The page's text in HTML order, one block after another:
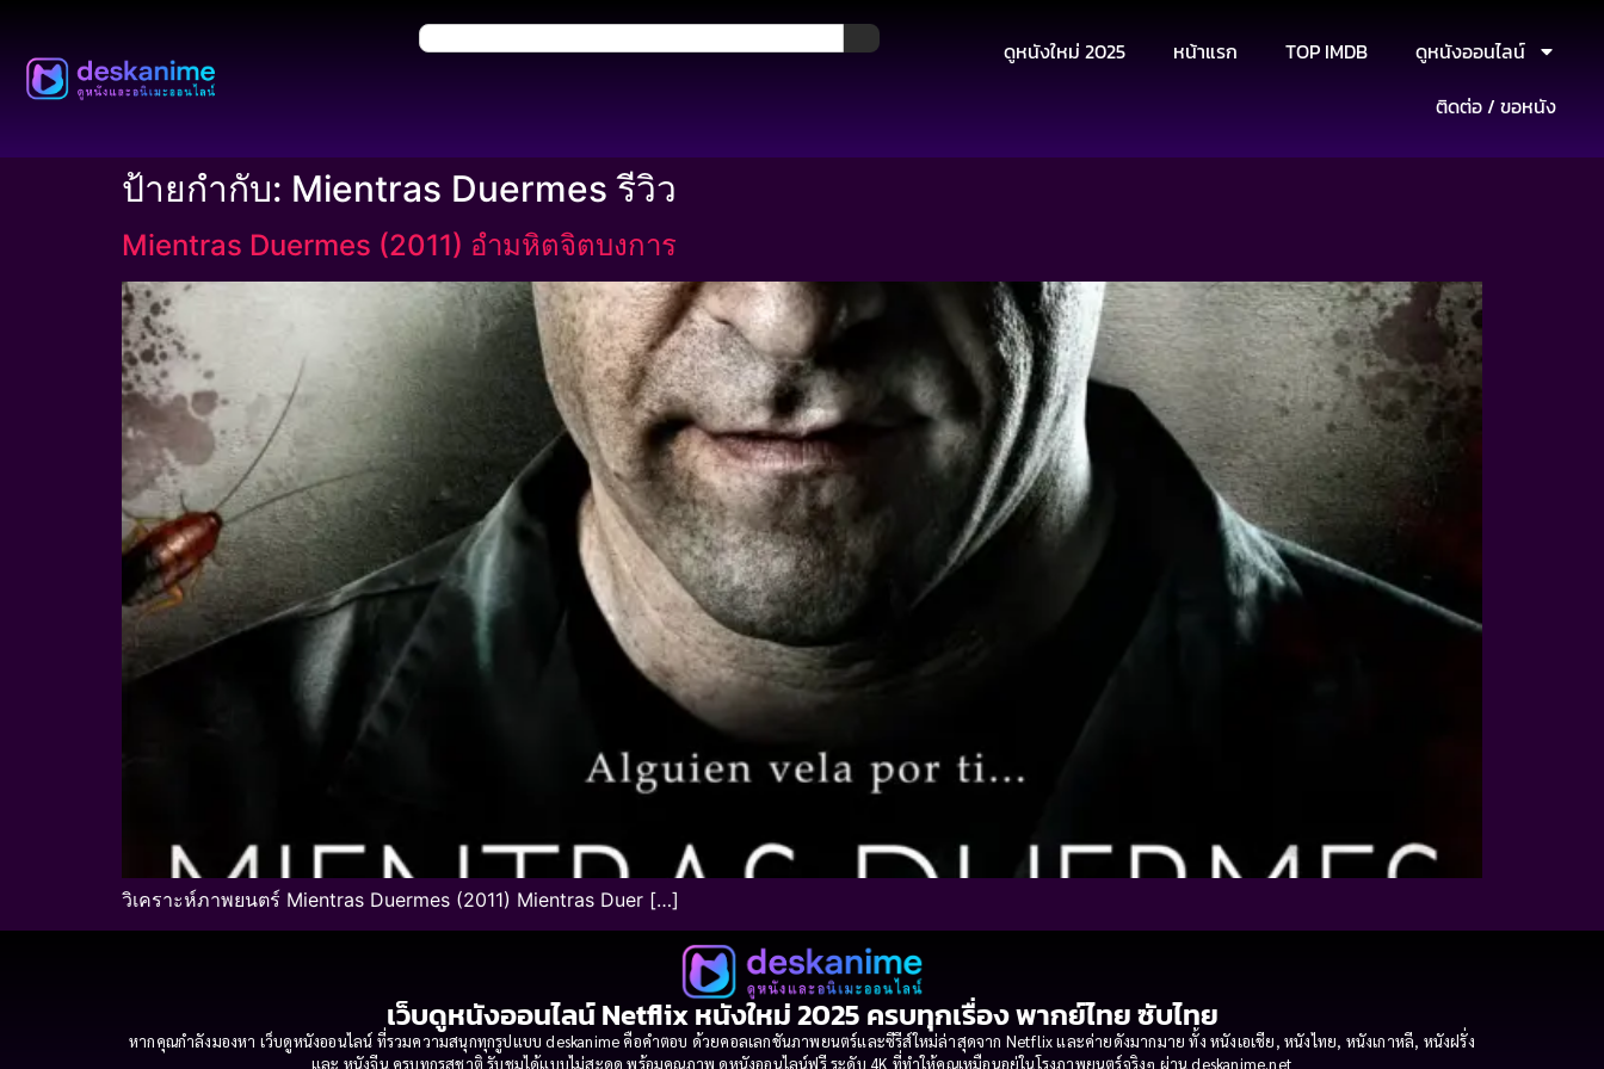
ดูหนังใหม่ 2025 หน้าแรก TOP IMDB
ดูหนังออนไลน์
ติดต่อ / ขอหนัง
ป้ายกำกับ: Mientras Duermes รีวิว
Mientras Duermes (2011) อำมหิตจิตบงการ
วิเคราะห์ภาพยนตร์ Mientras Duermes (2011) Mientras Duer […]
เว็บดูหนังออนไลน์ Netflix หนังใหม่ 2025 ครบทุกเรื่อง พากย์ไทย ซับไทย
หากคุณกำลังมองหา เว็บดูหนังออนไลน์ ที่รวมความสนุกทุกรูปแบบ deskanime คือคำตอบ ด้วยคอลเลกชันภาพยนตร์และซีรีส์ใหม่ล่าสุดจาก Netflix และค่ายดังมากมาย ทั้ง หนังเอเชีย, หนังไทย, หนังเกาหลี, หนังฝรั่ง
และ หนังจีน ครบทุกรสชาติ รับชมได้แบบไม่สะดุด พร้อมคุณภาพ ดูหนังออนไลน์ฟรี ระดับ 4K ที่ทำให้คุณเหมือนอยู่ในโรงภาพยนตร์จริงๆ ผ่าน deskanime.net